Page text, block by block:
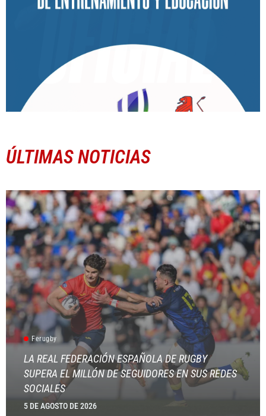
ÚLTIMAS NOTICIAS
Ferugby
LA REAL FEDERACIÓN ESPAÑOLA DE RUGBY
SUPERA EL MILLÓN DE SEGUIDORES EN SUS REDES
SOCIALES
5 DE AGOSTO DE 2026